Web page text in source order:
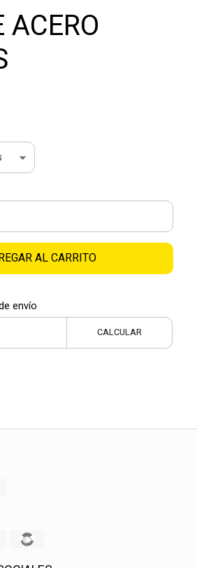
ACERO
AL CARRITO
envío
CALCULAR